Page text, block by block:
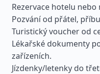
Rezervace hotelu
Pozvání od přátel,
Turistický voucher od
Lékařské dokumenty
zařízeních.
Jízdenky/letenky do